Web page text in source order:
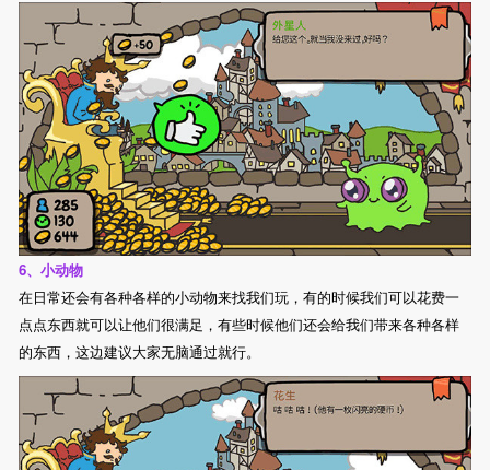
6、小动物
在日常还会有各种各样的小动物来找我们玩，有的时候我们可以花费一
点点东西就可以让他们很满足，有些时候他们还会给我们带来各种各样
的东西，这边建议大家无脑通过就行。